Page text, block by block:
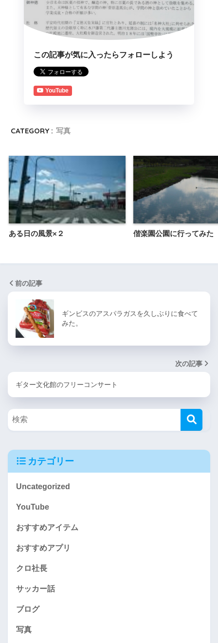
この記事が気に入ったらフォローしよう
YouTube
CATEGORY : 写真
ある日の風景×２ 偕楽園公園に行ってみた
前の記事
ギンビスのアスパラガスを久しぶりに食べて
みた。
次の記事
ギター文化館のフリーコンサート
カテゴリー
Uncategorized
YouTube
おすすめアイテム
おすすめアプリ
クロ社長
サッカー話
ブログ
写真